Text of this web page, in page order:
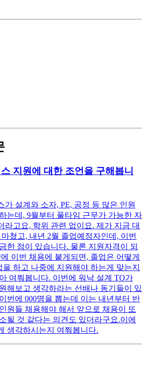
지원에 대한 조언을 구해봅니
가 설계와 소자, PE, 공정 등 많은 인원
는데, 9월부터 풀타임 근무가 가능한 자
라고요, 학위 관련 없이요. 제가 지금 대
쳤고, 내년 2월 졸업예정자인데, 이번
한 점이 있습니다. 물론 지원자격이 되
이번 채용에 붙게되면, 졸업은 어떻게
을 하고 나중에 지원해야 하는게 맞는지
여쭤봅니다. 이번에 워낙 설계 TO가
해보고 생각하라는 선배나 동기들이 있
번에 000명을 뽑는데 이는 내년부터 반
원들 채용해야 해서 앞으로 채용이 또
될 것 같다는 의견도 있더라구요.이에
생각하시는지 여쭤봅니다.